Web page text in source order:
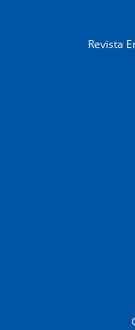
Revista